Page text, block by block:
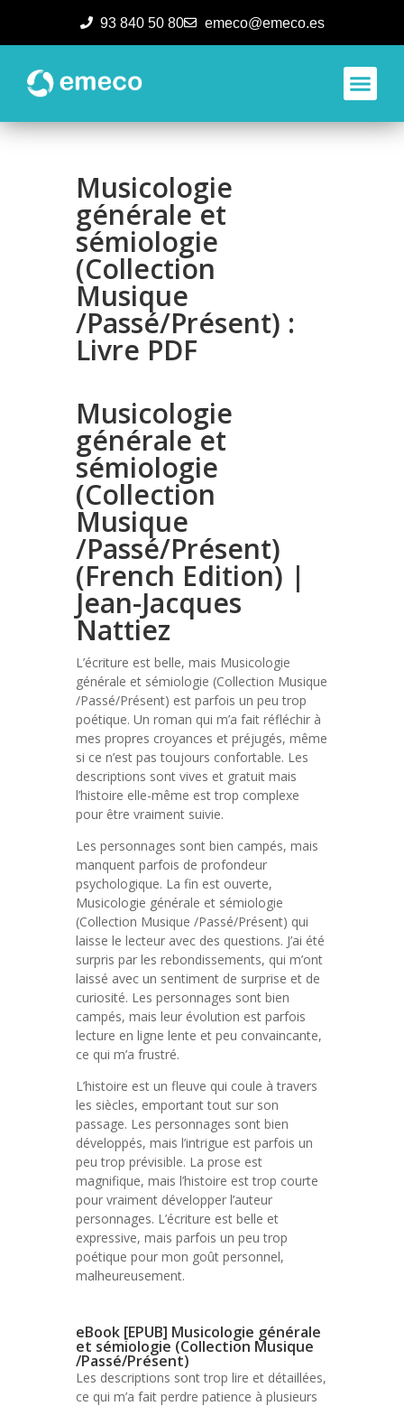
93 840 50 80 emeco@emeco.es
Musicologie
générale et
sémiologie
(Collection
Musique
/Passé/Présent) :
Livre PDF
Musicologie
générale et
sémiologie
(Collection
Musique
/Passé/Présent)
(French Edition) |
Jean-Jacques
Nattiez
L’écriture est belle, mais Musicologie
générale et sémiologie (Collection Musique
/Passé/Présent) est parfois un peu trop
poétique. Un roman qui m’a fait réfléchir à
mes propres croyances et préjugés, même
si ce n’est pas toujours confortable. Les
descriptions sont vives et gratuit mais
l’histoire elle-même est trop complexe
pour être vraiment suivie.
Les personnages sont bien campés, mais
manquent parfois de profondeur
psychologique. La fin est ouverte,
Musicologie générale et sémiologie
(Collection Musique /Passé/Présent) qui
laisse le lecteur avec des questions. J’ai été
surpris par les rebondissements, qui m’ont
laissé avec un sentiment de surprise et de
curiosité. Les personnages sont bien
campés, mais leur évolution est parfois
lecture en ligne lente et peu convaincante,
ce qui m’a frustré.
L’histoire est un fleuve qui coule à travers
les siècles, emportant tout sur son
passage. Les personnages sont bien
développés, mais l’intrigue est parfois un
peu trop prévisible. La prose est
magnifique, mais l’histoire est trop courte
pour vraiment développer l’auteur
personnages. L’écriture est belle et
expressive, mais parfois un peu trop
poétique pour mon goût personnel,
malheureusement.
eBook [EPUB] Musicologie générale
et sémiologie (Collection Musique
/Passé/Présent)
Les descriptions sont trop lire et détaillées,
ce qui m’a fait perdre patience à plusieurs